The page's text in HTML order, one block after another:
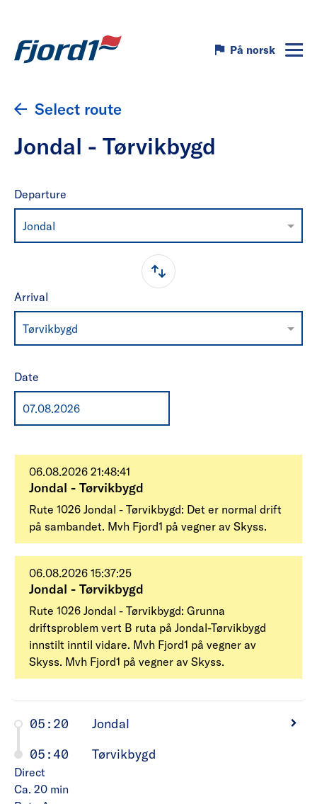
På norsk
Select route
Jondal - Tørvikbygd
Departure
Jondal
Arrival
Tørvikbygd
Date
06.08.2026 21:48:41
Jondal - Tørvikbygd
Rute 1026 Jondal - Tørvikbygd: Det er normal drift
på sambandet. Mvh Fjord1 på vegner av Skyss.
06.08.2026 15:37:25
Jondal - Tørvikbygd
Rute 1026 Jondal - Tørvikbygd: Grunna
driftsproblem vert B ruta på Jondal-Tørvikbygd
innstilt inntil vidare. Mvh Fjord1 på vegner av
Skyss. Mvh Fjord1 på vegner av Skyss.
05:20
Jondal
05:40
Tørvikbygd
Direct
Ca. 20 min